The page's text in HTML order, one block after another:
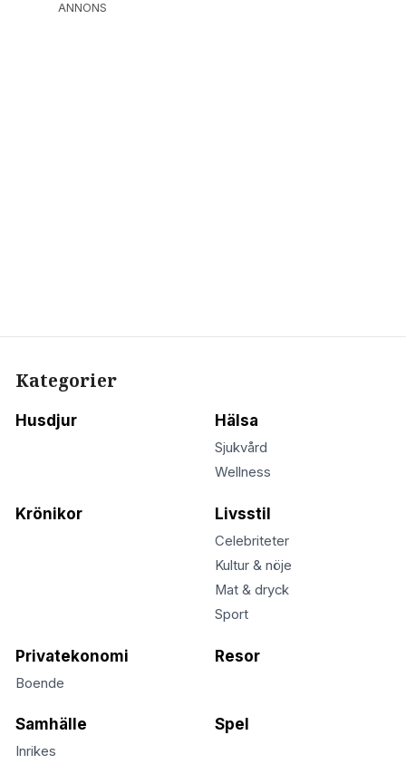
ANNONS
Kategorier
Husdjur Hälsa
Sjukvård
Wellness
Krönikor Livsstil
Celebriteter
Kultur & nöje
Mat & dryck
Sport
Privatekonomi
Boende
Resor
Samhälle
Inrikes
Spel